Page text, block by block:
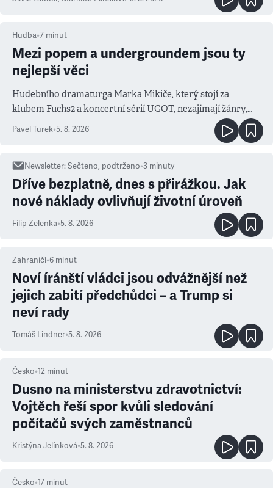
Hudba•7 minut
Mezi popem a undergroundem jsou ty
nejlepší věci
Hudebního dramaturga Marka Mikiče, který stojí za
klubem Fuchs2 a koncertní sérií UGOT, nezajímají žánry,
ale atmosféra
Pavel Turek•5. 8. 2026
Newsletter:Sečteno, podtrženo•3 minuty
Dříve bezplatně, dnes s přirážkou. Jak
nové náklady ovlivňují životní úroveň
Filip Zelenka•5. 8. 2026
Zahraničí•6 minut
Noví íránští vládci jsou odvážnější než
jejich zabití předchůdci – a Trump si
neví rady
Tomáš Lindner•5. 8. 2026
Česko•12 minut
Dusno na ministerstvu zdravotnictví:
Vojtěch řeší spor kvůli sledování
počítačů svých zaměstnanců
Kristýna Jelínková•5. 8. 2026
Česko•17 minut